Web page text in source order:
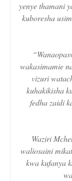
yenye thamani
kuboresha
wakasimamie
vizuri
kuhakikisha
fedha zaidi
Waziri
waliosaini
kwa kufanya